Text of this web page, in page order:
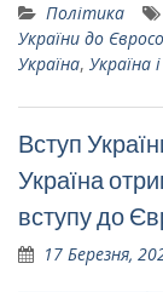
Політика
України до
Україна, Україна
Вступ
Україна
вступу до
17 Березня,